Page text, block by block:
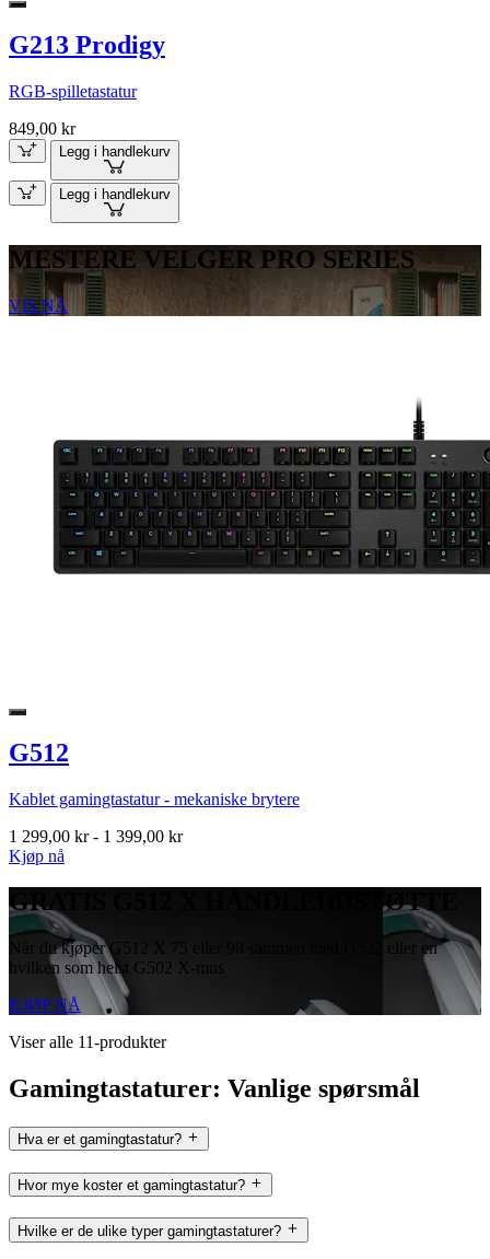
G213 Prodigy
RGB-spilletastatur
849,00 kr
Legg i handlekurv
Legg i handlekurv
MESTERE VELGER PRO SERIES
VIS NÅ
G512
Kablet gamingtastatur - mekaniske brytere
1 299,00 kr- 1 399,00 kr
Kjøp nå
GRATIS G512 X HÅNDLEDDSTØTTE
Når du kjøper G512 X 75 eller 98 sammen med G522 eller en
hvilken som helst G502 X-mus
KJØP NÅ
Viser alle 11-produkter
Gamingtastaturer: Vanlige spørsmål
Hva er et gamingtastatur?
Hvor mye koster et gamingtastatur?
Hvilke er de ulike typer gamingtastaturer?